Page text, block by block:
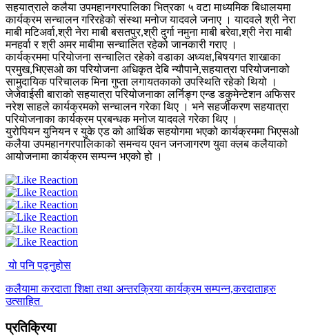
सहयात्राले कलैया उपमहानगरपालिका भित्रका ५ वटा माध्यमिक बिधालयमा
कार्यक्रम सन्चालन गरिरहेको संस्था मनोज यादवले जनाए । यादवले श्री नेरा
माबी मटिअर्वा,श्री नेरा माबी बसतपुर,श्री दुर्गा नमुना माबी बरेवा,श्री नेरा माबी
मनहर्वा र श्री अमर माबीमा सन्चालित रहेको जानकारी गराए ।
कार्यक्रममा परियोजना सन्चालित रहेको वडाका अध्यक्ष,बिषयगत शाखाका
प्रमुख,भिएसओ का परियोजना अधिकृत देबि न्यौपाने,सहयात्रा परियोजनाको
सामुदायिक परिचालक मिना गुप्ता लगायतकाको उपस्थिति रहेको थियो ।
जेजेवाईसी बाराको सहयात्रा परियोजनाका लर्निङ्ग एन्ड डकुमेन्टेशन अफिसर
नरेश साहले कार्यक्रमको सन्चालन गरेका थिए । भने सहजीकरण सहयात्रा
परियोजनाका कार्यक्रम प्रबन्धक मनोज यादवले गरेका थिए ।
युरोपियन युनियन र युके एड को आर्थिक सहयोगमा भएको कार्यक्रममा भिएसओ
कलैया उपमहानगरपालिकाको समन्वय एवन जनजागरण युवा क्लब कलैयाको
आयोजनामा कार्यक्रम सम्पन्न भएको हो ।
यो पनि पढ्नुहोस
कलैयामा करदाता शिक्षा तथा अन्तरक्रिया कार्यक्रम सम्पन्न,करदाताहरु
उत्साहित
प्रतिक्रिया